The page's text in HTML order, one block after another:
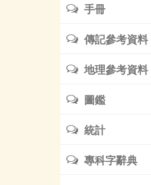
手冊
傳記參考資料
地理參考資料
圖鑑
統計
專科字辭典